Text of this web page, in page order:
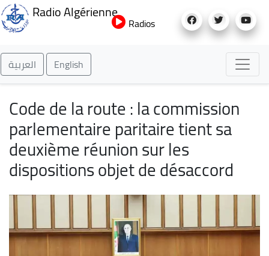
au
Radio Algérienne
Radios
العربية English
Code de la route : la commission
parlementaire paritaire tient sa
deuxième réunion sur les
dispositions objet de désaccord